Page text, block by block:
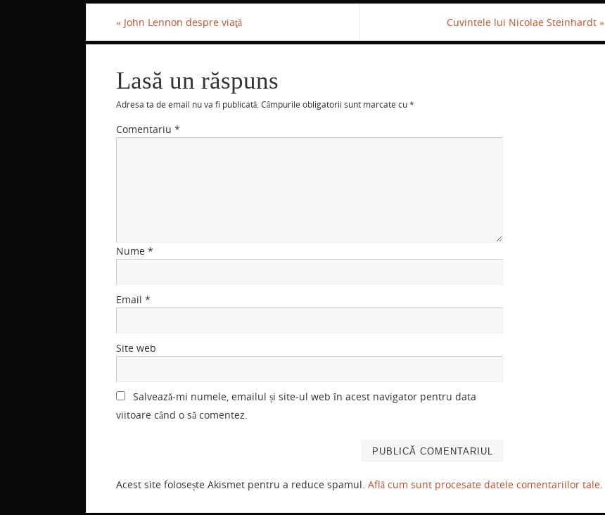
k
« John Lennon despre viaţă Cuvintele lui Nicolae Steinhardt »
Lasă un răspuns
Adresa ta de email nu va fi publicată. Câmpurile obligatorii sunt marcate cu*
Comentariu *
Nume *
Email *
Site web
Salvează-mi numele, emailul și site-ul web în acest navigator pentru data
viitoare când o să comentez.
Acest site folosește Akismet pentru a reduce spamul. Află cum sunt procesate datele comentariilor tale.